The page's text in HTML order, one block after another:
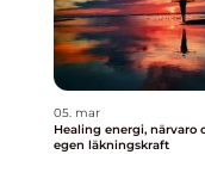
05. mar
Healing energi, närvaro
egen läkningskraft